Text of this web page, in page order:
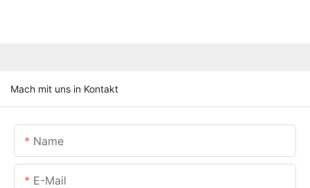
Mach mit uns in Kontakt
Name
E-Mail